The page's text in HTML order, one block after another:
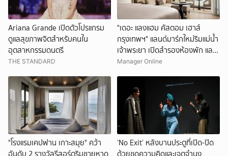
Ariana Grande เปิดตัวโปรแกรม
ดูแลสุขภาพจิตสำหรับคนใน
อุตสาหกรรมดนตรี
THE STANDARD
"เดอะ แลงแฮม คัสตอม เฮาส์
กรุงเทพฯ" แลนด์มาร์กใหม่ริมแม่น้ำ
เจ้าพระยา เปิดสำรองห้องพัก และ
พร้อมให้เข้าพัก ธ.ค.นี้
Manager Online
"โรงแรมเคปฟาน เกาะสมุย" คว้า
‘No Exit’ หลังบานประตูที่เปิด-ปิด